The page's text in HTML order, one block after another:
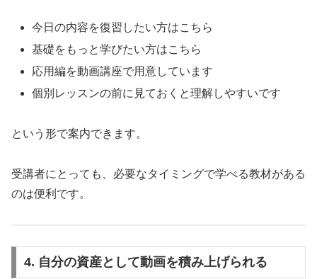
今日の内容を復習したい方はこちら
基礎をもっと学びたい方はこちら
応用編を動画講座で用意しています
個別レッスンの前に見ておくと理解しやすいです
という形で案内できます。
受講者にとっても、必要なタイミングで学べる教材がある
のは便利です。
4. 自分の資産として動画を積み上げられる